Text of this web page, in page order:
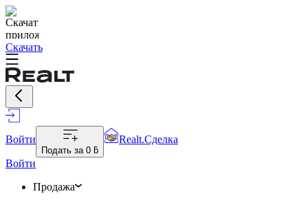
Скачать
Войти
Подать за 0 ƃ
Realt.Сделка
Войти
Продажа